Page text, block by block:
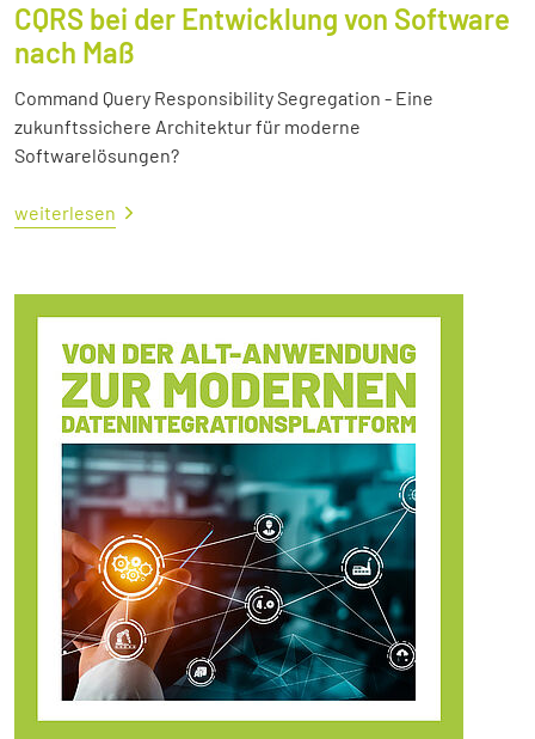
CQRS bei der Entwicklung von Software
nach Maß
Command Query Responsibility Segregation - Eine
zukunftssichere Architektur für moderne
Softwarelösungen?
weiterlesen